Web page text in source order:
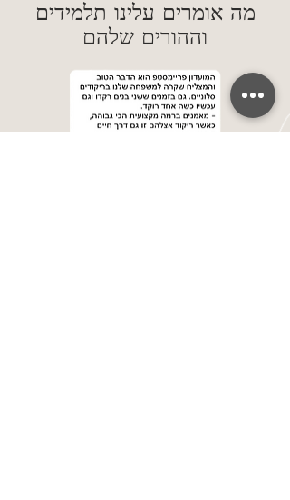
מה אומרים עלינו תלמידים
וההורים שלהם